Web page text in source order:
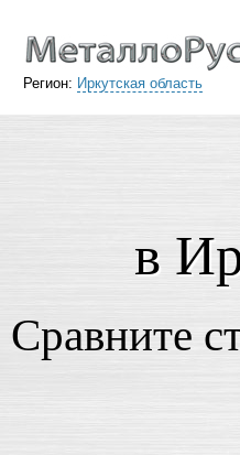
Регион: Иркутская область
в
Сравните